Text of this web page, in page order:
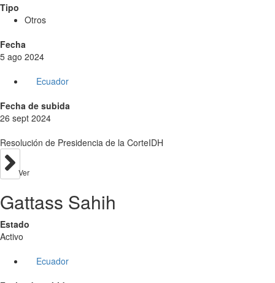
Tipo
Otros
Fecha
5 ago 2024
Ecuador
Fecha de subida
26 sept 2024
Resolución de Presidencia de la CorteIDH
Ver
Gattass Sahih
Estado
Activo
Ecuador